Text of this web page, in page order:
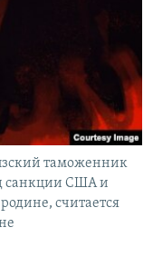
таможенник
санкции США и
считается